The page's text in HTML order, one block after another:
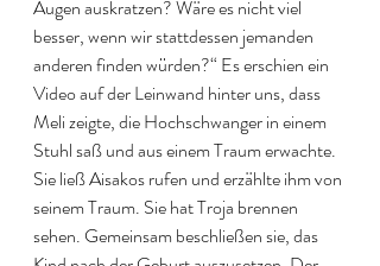
Augen auskratzen? Wäre es nicht viel
besser, wenn wir stattdessen jemanden
anderen finden würden?“ Es erschien ein
Video auf der Leinwand hinter uns, dass
Meli zeigte, die Hochschwanger in einem
Stuhl saß und aus einem Traum erwachte.
Sie ließ Aisakos rufen und erzählte ihm von
seinem Traum. Sie hat Troja brennen
sehen. Gemeinsam beschließen sie, das